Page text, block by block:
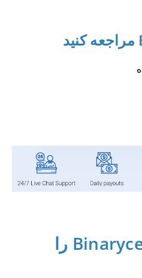
چرا مشتریان Binarycent را